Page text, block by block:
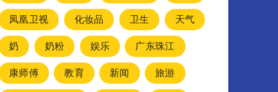
凤凰卫视
化妆品 卫生
天气
奶
奶粉 娱乐
广东珠江
康师傅
教育 新闻
旅游